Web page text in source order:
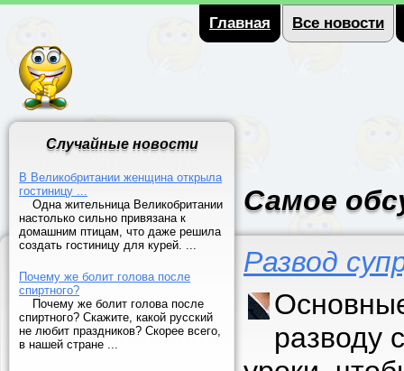
Главная Все новости
Случайные новости
В Великобритании женщина открыла
гостиницу ...
Одна жительница Великобритании
настолько сильно привязана к
домашним птицам, что даже решила
создать гостиницу для курей. ...
Почему же болит голова после
спиртного?
Почему же болит голова после
спиртного? Скажите, какой русский
не любит праздников? Скорее всего,
в нашей стране ...
Самое
Развод
разводу